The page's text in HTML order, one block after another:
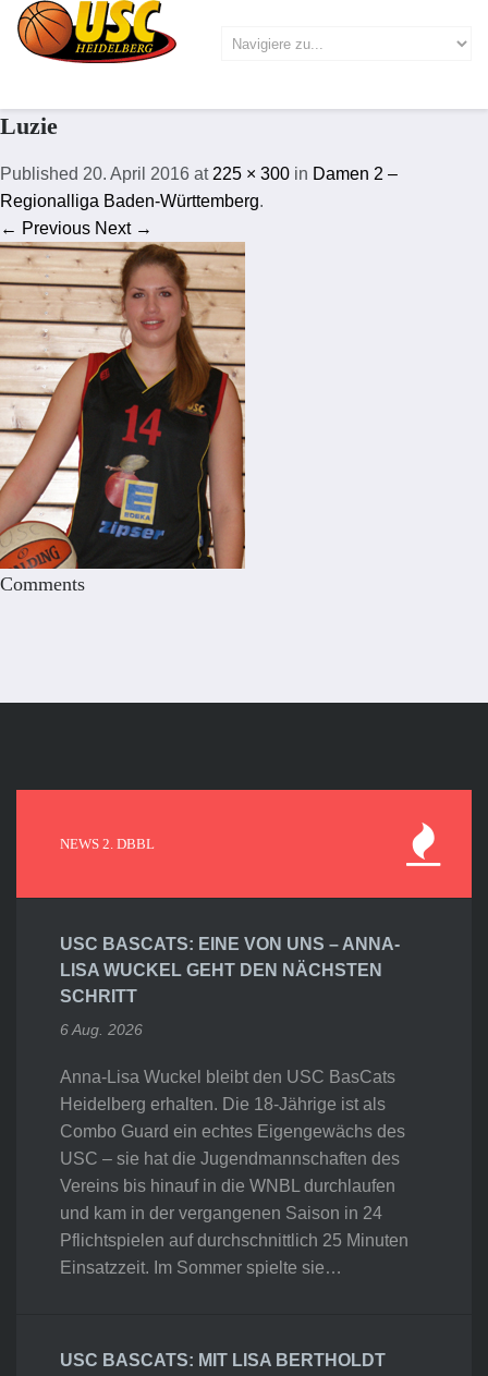
Luzie
Published 20. April 2016 at 225 × 300 in Damen 2 –
Regionalliga Baden-Württemberg.
← Previous Next →
Comments
NEWS 2. DBBL
USC BASCATS: EINE VON UNS – ANNA-
LISA WUCKEL GEHT DEN NÄCHSTEN
SCHRITT
6 Aug. 2026
Anna-Lisa Wuckel bleibt den USC BasCats
Heidelberg erhalten. Die 18-Jährige ist als
Combo Guard ein echtes Eigengewächs des
USC – sie hat die Jugendmannschaften des
Vereins bis hinauf in die WNBL durchlaufen
und kam in der vergangenen Saison in 24
Pflichtspielen auf durchschnittlich 25 Minuten
Einsatzzeit. Im Sommer spielte sie…
USC BASCATS: MIT LISA BERTHOLDT